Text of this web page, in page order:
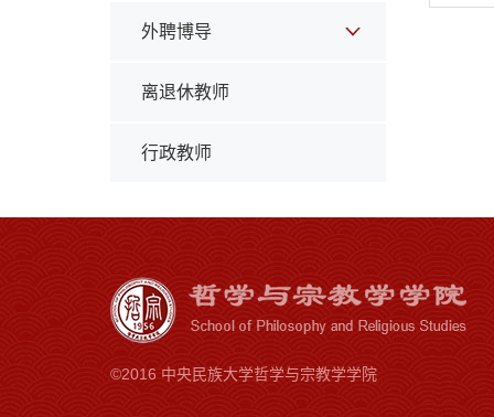
外聘博导
离退休教师
行政教师
©2016 中央民族大学哲学与宗教学学院